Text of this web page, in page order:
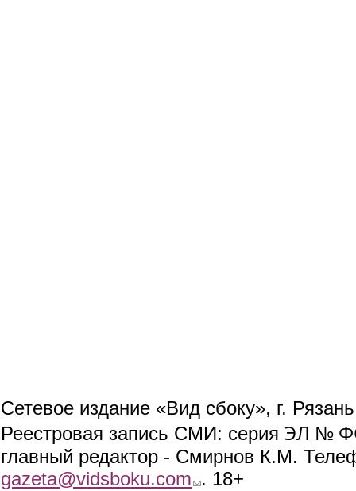
Сетевое издание «Вид сбоку», г.
Реестровая запись СМИ: серия ЭЛ №
главный редактор - Смирнов К.М.
gazeta@vidsboku.com (link sends e-mail)
. 18+